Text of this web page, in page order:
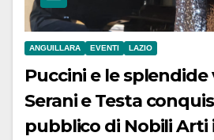
ANGUILLARA EVENTI LAZIO
Puccini e le splendide
Serani e Testa
pubblico di Nobili Arti